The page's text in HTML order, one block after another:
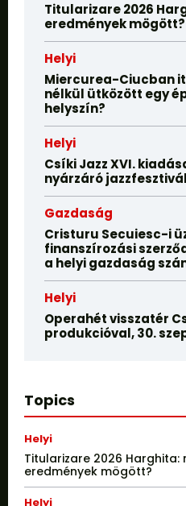
Titularizare 2026
eredmények mögött?
Helyi
Miercurea-Ciucban
nélkül ütközött egy
helyszín?
Helyi
Csíki Jazz XVI.
nyárzáró
Gazdaság
Cristuru Secuiesc-i
finanszírozási
a helyi gazdaság
Helyi
Operahét visszatér
produkcióval, 30.
Topics
Helyi
Titularizare 2026 Harghita:
eredmények mögött?
Helyi